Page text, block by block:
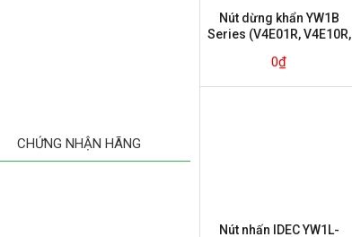
CHỨNG NHẬN HÃNG
Nút dừng khẩn YW1B
Series (V4E01R, V4E10R,
V4E11R)
0₫
Nút nhấn IDEC YW1L-